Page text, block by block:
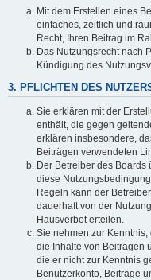
Mit dem Erstellen eines
einfaches, zeitlich und
Recht, Ihren Beitrag im
Das Nutzungsrecht nach
Kündigung des
3. PFLICHTEN DES
Sie erklären mit der
enthält, die gegen
erklären insbesondere,
Beiträgen verwendeten
Der Betreiber des Boards
diese
Regeln kann der
dauerhaft von der
Hausverbot erteilen.
Sie nehmen zur
die Inhalte von Beiträgen
die er nicht zur Kenntnis
Benutzerkonto, Beiträge